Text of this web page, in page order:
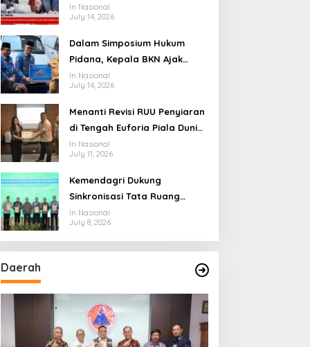
Jelaskan Gagasan
Transformasi Menuju
Ekosistem Penyiaran yang
Adaptif
In Nasional
July 14, 2026
Dalam Simposium Hukum
Pidana, Kepala BKN Ajak
Akademisi Jadi Mitra
Pencegahan Tindak Pidana di
Birokrasi
In Nasional
July 14, 2026
Menanti Revisi RUU Penyiaran
di Tengah Euforia Piala Dunia
2026, Akademisi: Jangan
Terus Jadi “Messi dan
Ronaldo” Legislasi
In Nasional
July 11, 2026
Kemendagri Dukung
Sinkronisasi Tata Ruang
Perbatasan RI-Malaysia di
Segmen Sinapad-Sesai
In Nasional
July 8, 2026
Daerah